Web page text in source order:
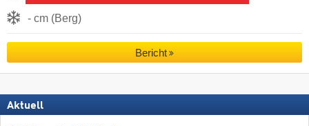
- cm (Berg)
Bericht
Aktuell